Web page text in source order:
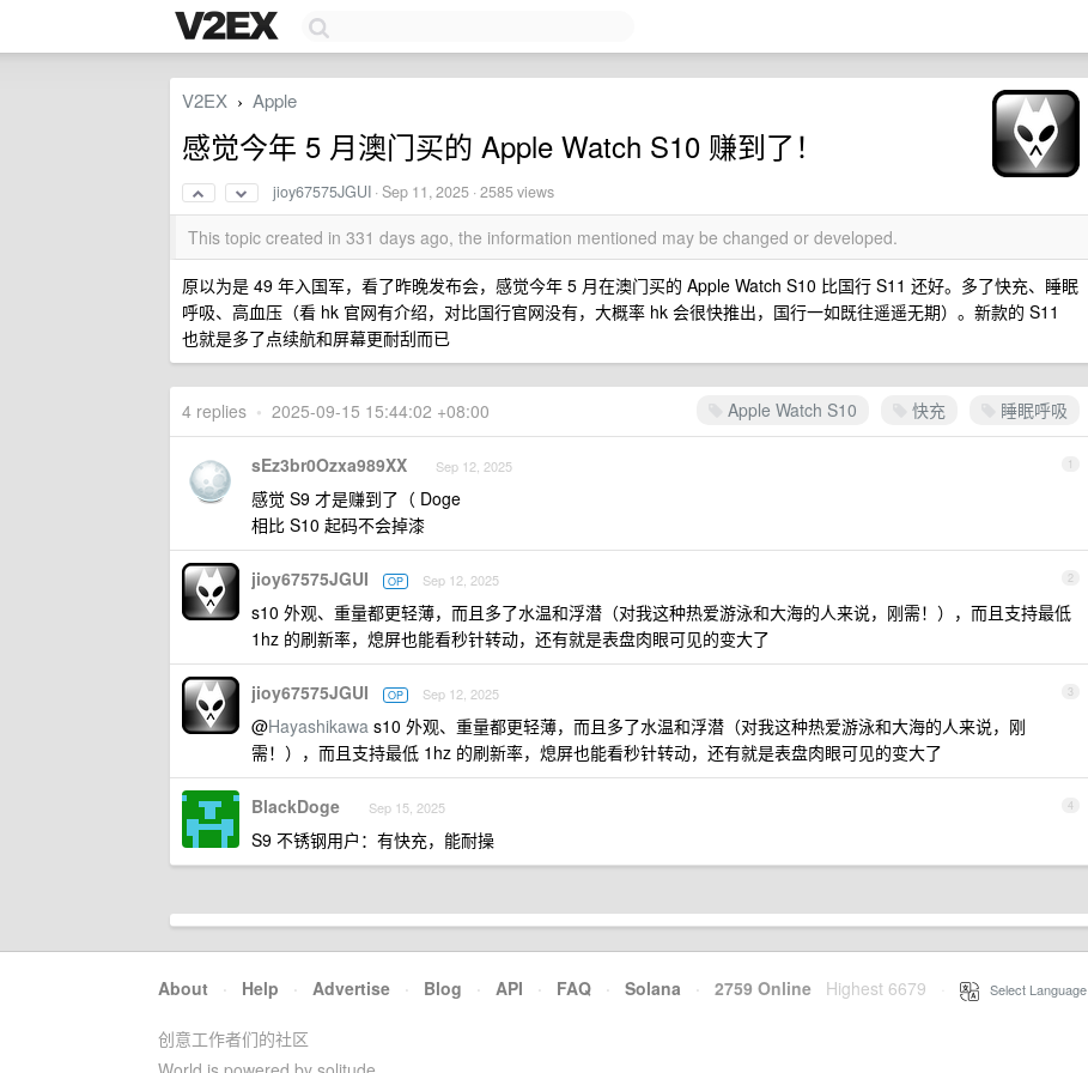
V2EX › Apple
感觉今年 5 月澳门买的 Apple Watch S10 赚到了！
jioy67575JGUI ·Sep 11, 2025 · 2585 views
This topic created in 331 days ago, the information mentioned may be changed or developed.
原以为是 49 年入国军，看了昨晚发布会，感觉今年 5 月在澳门买的 Apple Watch S10 比国行 S11 还好。多了快充、睡眠
呼吸、高血压（看 hk 官网有介绍，对比国行官网没有，大概率 hk 会很快推出，国行一如既往遥遥无期）。新款的 S11
也就是多了点续航和屏幕更耐刮而已
Apple Watch S10 快充 睡眠呼吸
4 replies • 2025-09-15 15:44:02 +08:00
1
sEz3br0Ozxa989XX Sep 12, 2025
感觉 S9 才是赚到了（ Doge
相比 S10 起码不会掉漆
2
jioy67575JGUI OP Sep 12, 2025
s10 外观、重量都更轻薄，而且多了水温和浮潜（对我这种热爱游泳和大海的人来说，刚需！），而且支持最低
1hz 的刷新率，熄屏也能看秒针转动，还有就是表盘肉眼可见的变大了
3
jioy67575JGUI OP Sep 12, 2025
@Hayashikawa s10 外观、重量都更轻薄，而且多了水温和浮潜（对我这种热爱游泳和大海的人来说，刚
需！），而且支持最低 1hz 的刷新率，熄屏也能看秒针转动，还有就是表盘肉眼可见的变大了
4
BlackDoge Sep 15, 2025
S9 不锈钢用户：有快充，能耐操
About · Help · Advertise · Blog · API · FAQ · Solana · 2759 Online Highest 6679 Select Language
创意工作者们的社区